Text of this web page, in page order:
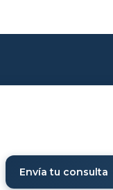
Envía tu consulta